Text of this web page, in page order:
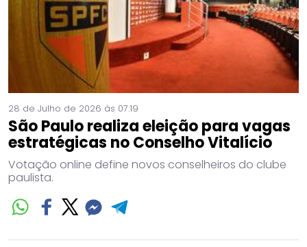
28 de Julho de 2026 às 07:19
São Paulo realiza eleição para vagas
estratégicas no Conselho Vitalício
Votação online define novos conselheiros do clube
paulista.